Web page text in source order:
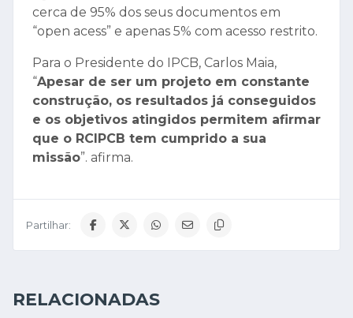
cerca de 95% dos seus documentos em
“open acess” e apenas 5% com acesso restrito.
Para o Presidente do IPCB, Carlos Maia,
“Apesar de ser um projeto em constante
construção, os resultados já conseguidos
e os objetivos atingidos permitem afirmar
que o RCIPCB tem cumprido a sua
missão”. afirma.
Partilhar:
RELACIONADAS